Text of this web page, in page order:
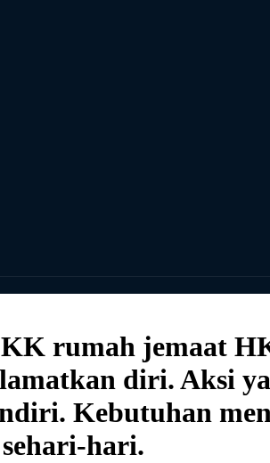
rumah jemaat
diri. Aksi
Kebutuhan
hari.